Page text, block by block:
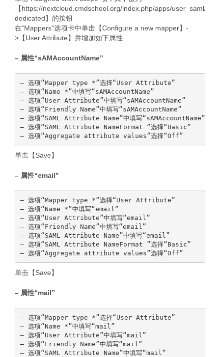
【https://nextcloud.cmdschool.org/index.php/apps/user_saml/
dedicated】的按钮
在“Mappers”选项卡中单击【Configure a new mapper】-
>【User Attribute】并增加如下属性
– 属性“sAMAccountName”
— 选项“Mapper type *”选择“User Attribute”
— 选项“Name *”中填写“sAMAccountName”
— 选项“User Attribute”中填写“sAMAccountName”
— 选项“Friendly Name”中填写“sAMAccountName”
— 选项“SAML Attribute Name”中填写“sAMAccountName”
— 选项“SAML Attribute NameFormat ”选择“Basic”
单击【Save】
– 属性“email”
— 选项“Mapper type *”选择“User Attribute”
— 选项“Name *”中填写“email”
— 选项“User Attribute”中填写“email”
— 选项“Friendly Name”中填写“email”
— 选项“SAML Attribute Name”中填写“email”
— 选项“SAML Attribute NameFormat ”选择“Basic”
单击【Save】
– 属性“mail”
— 选项“Mapper type *”选择“User Attribute”
— 选项“Name *”中填写“mail”
— 选项“User Attribute”中填写“mail”
— 选项“Friendly Name”中填写“mail”
— 选项“SAML Attribute Name”中填写“mail”